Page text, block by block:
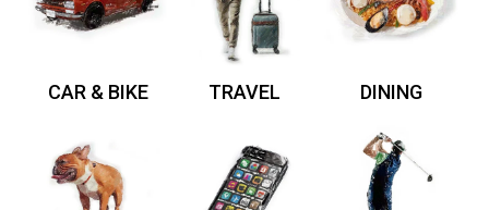
CAR & BIKE TRAVEL DINING